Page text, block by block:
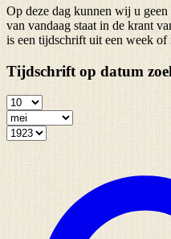
Op deze dag kunnen wij u
van vandaag staat in de krant
is een tijdschrift uit een week of
Tijdschrift op datum